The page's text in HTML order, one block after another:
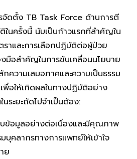
จัดตั้ง TB Task Force ด้านการตี
ในครั้งนี้ นับเป็นก้าวแรกที่สำคัญใน
าและการเลือกปฏิบัติต่อผู้ป่วย
งมือสำคัญในการขับเคลื่อนนโยบาย
ความเสมอภาคและความเป็นธรรม
พื่อให้เกิดผลในทางปฏิบัติอย่าง
ระยะถัดไปจำเป็นต้อง:
บข้อมูลอย่างต่อเนื่องและมีคุณภาพ
คลากรทางการแพทย์ให้เข้าใจ
ย